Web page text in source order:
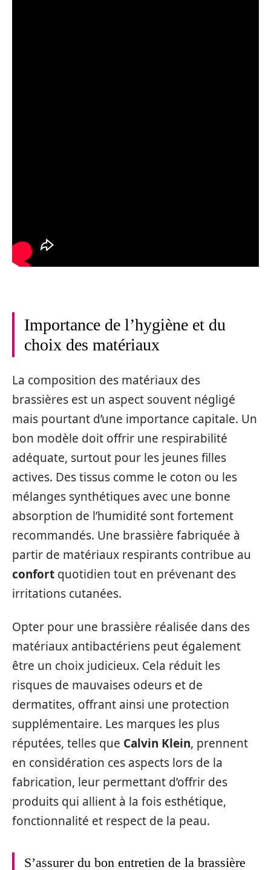
Importance de l’hygiène et du
choix des matériaux
La composition des matériaux des
brassières est un aspect souvent négligé
mais pourtant d’une importance capitale. Un
bon modèle doit offrir une respirabilité
adéquate, surtout pour les jeunes filles
actives. Des tissus comme le coton ou les
mélanges synthétiques avec une bonne
absorption de l’humidité sont fortement
recommandés. Une brassière fabriquée à
partir de matériaux respirants contribue au
confort quotidien tout en prévenant des
irritations cutanées.
Opter pour une brassière réalisée dans des
matériaux antibactériens peut également
être un choix judicieux. Cela réduit les
risques de mauvaises odeurs et de
dermatites, offrant ainsi une protection
supplémentaire. Les marques les plus
réputées, telles que Calvin Klein, prennent
en considération ces aspects lors de la
fabrication, leur permettant d’offrir des
produits qui allient à la fois esthétique,
fonctionnalité et respect de la peau.
S’assurer du bon entretien de la brassière